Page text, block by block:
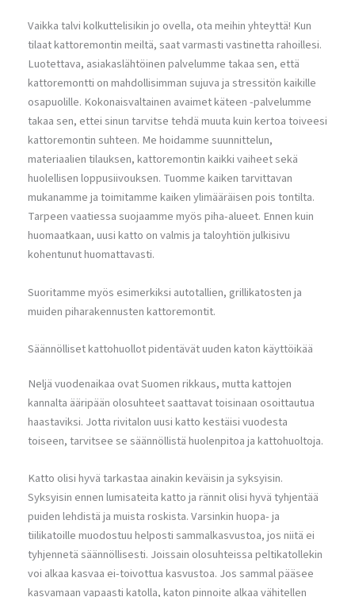
Vaikka talvi kolkuttelisikin jo ovella, ota meihin yhteyttä! Kun
tilaat kattoremontin meiltä, saat varmasti vastinetta rahoillesi.
Luotettava, asiakaslähtöinen palvelumme takaa sen, että
kattoremontti on mahdollisimman sujuva ja stressitön kaikille
osapuolille. Kokonaisvaltainen avaimet käteen -palvelumme
takaa sen, ettei sinun tarvitse tehdä muuta kuin kertoa toiveesi
kattoremontin suhteen. Me hoidamme suunnittelun,
materiaalien tilauksen, kattoremontin kaikki vaiheet sekä
huolellisen loppusiivouksen. Tuomme kaiken tarvittavan
mukanamme ja toimitamme kaiken ylimääräisen pois tontilta.
Tarpeen vaatiessa suojaamme myös piha-alueet. Ennen kuin
huomaatkaan, uusi katto on valmis ja taloyhtiön julkisivu
kohentunut huomattavasti.
Suoritamme myös esimerkiksi autotallien, grillikatosten ja
muiden piharakennusten kattoremontit.
Säännölliset kattohuollot pidentävät uuden katon käyttöikää
Neljä vuodenaikaa ovat Suomen rikkaus, mutta kattojen
kannalta ääripään olosuhteet saattavat toisinaan osoittautua
haastaviksi. Jotta rivitalon uusi katto kestäisi vuodesta
toiseen, tarvitsee se säännöllistä huolenpitoa ja kattohuoltoja.
Katto olisi hyvä tarkastaa ainakin keväisin ja syksyisin.
Syksyisin ennen lumisateita katto ja rännit olisi hyvä tyhjentää
puiden lehdistä ja muista roskista. Varsinkin huopa- ja
tiilikatoille muodostuu helposti sammalkasvustoa, jos niitä ei
tyhjennetä säännöllisesti. Joissain olosuhteissa peltikatollekin
voi alkaa kasvaa ei-toivottua kasvustoa. Jos sammal pääsee
kasvamaan vapaasti katolla, katon pinnoite alkaa vähitellen